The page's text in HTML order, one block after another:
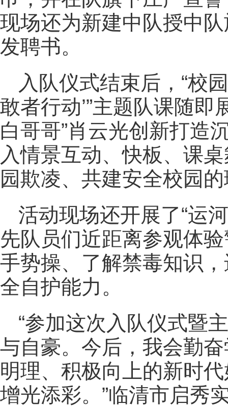
现场还为新建中队授中
发聘书。
入队仪式结束后，“校
敢者行动’”主题队课随
白哥哥”肖云光创新打造
入情景互动、快板、课
园欺凌、共建安全校园
活动现场还开展了“运
先队员们近距离参观体
手势操、了解禁毒知识
全自护能力。
“参加这次入队仪式暨
与自豪。今后，我会勤
明理、积极向上的新时
增光添彩。”临清市启秀